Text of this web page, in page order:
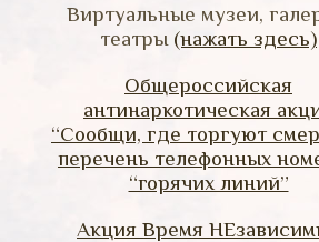
Виртуальные музеи,
театры (нажать здесь)
Общероссийская
антинаркотическая
“Сообщи, где торгуют
перечень телефонных
“горячих линий”
Акция Время